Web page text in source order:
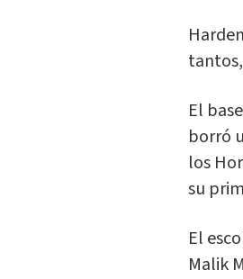
El
borró
los
su
El
Malik